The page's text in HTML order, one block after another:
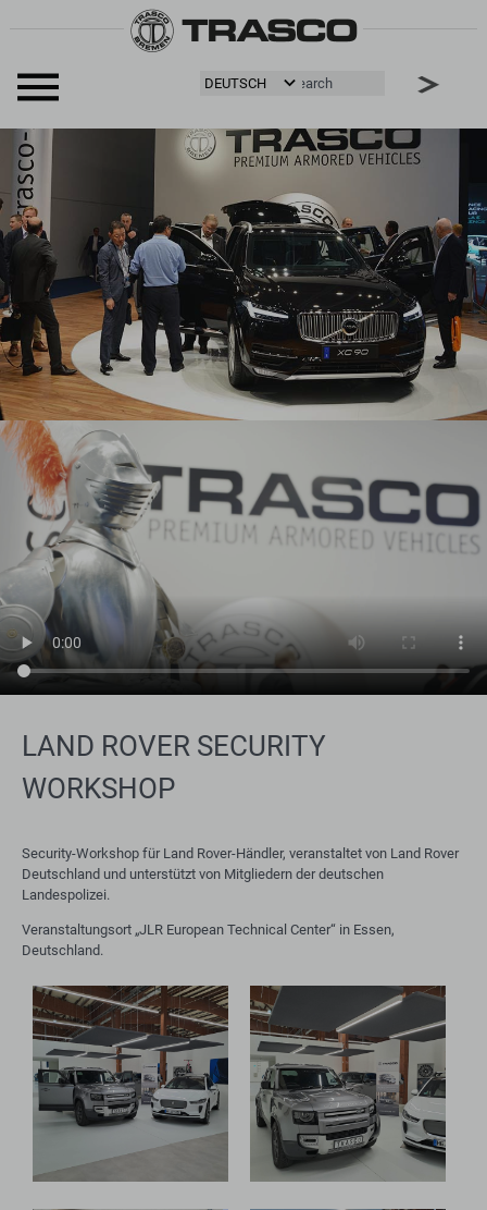
LAND ROVER SECURITY
WORKSHOP
Security-Workshop für Land Rover-Händler, veranstaltet von Land Rover
Deutschland und unterstützt von Mitgliedern der deutschen
Landespolizei.
Veranstaltungsort „JLR European Technical Center“ in Essen,
Deutschland.